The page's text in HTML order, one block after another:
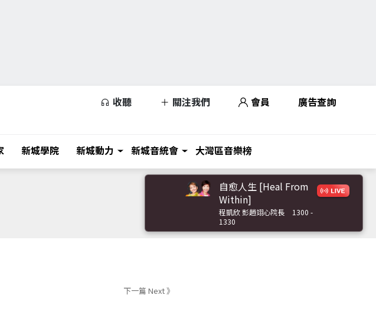
收聽 關注我們 會員 廣告查詢
新城學院 新城動力 新城音統會 大灣區音樂榜
自愈人生 [Heal From
Within]
程凱欣 彭趙翊心院長
1300 -
1330
下一篇 Next 》